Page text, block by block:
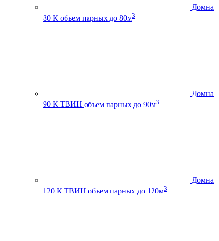
Домна
80 К объем парных до 80м3
Домна
90 К ТВИН объем парных до 90м3
Домна
120 К ТВИН объем парных до 120м3